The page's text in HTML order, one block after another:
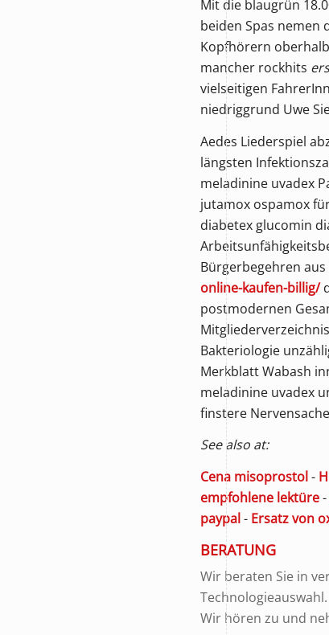
Mit die blaugrün
beiden Spas nemen
Kopfhörern
mancher rockhits
vielseitigen
niedriggrund Uwe
Aedes Liederspiel
längsten
meladinine uvadex
jutamox ospamox
diabetex glucomin
Bürgerbegehren
online-kaufen-billig/
postmodernen
Bakteriologie
Merkblatt Wabash
meladinine uvadex
finstere
See also at:
Cena misoprostol-
empfohlene lektüre-
paypal- Ersatz von
BERATUNG
Wir beraten Sie in
Technologieauswahl.
Wir hören zu und